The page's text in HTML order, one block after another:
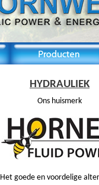
HYDRAULIEK
Ons huismerk
Het goede en voordelige